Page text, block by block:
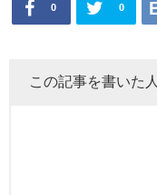
0 0
この記事を書いた人